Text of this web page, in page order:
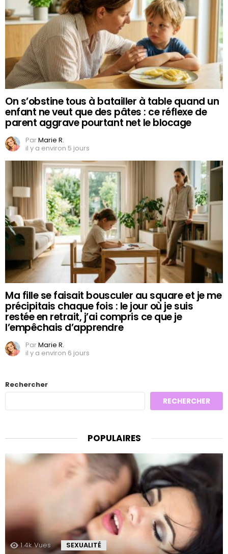
On s’obstine tous à batailler à table quand un
enfant ne veut que des pâtes : ce réflexe de
parent aggrave pourtant net le blocage
ParMarie R.
il y a environ 5 jours
Ma fille se faisait bousculer au square et je me
précipitais chaque fois : le jour où je suis
restée en retrait, j’ai compris ce que je
l’empêchais d’apprendre
ParMarie R.
il y a environ 6 jours
Rechercher
RECHERCHER
POPULAIRES
1.4k Vues SEXUALITÉ